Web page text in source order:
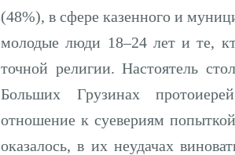
(48%), в сфере казенного и
молодые люди 18–24 лет и те,
точной религии. Настоятель
Больших Грузинах
отношение к суевериям
оказалось, в их неудачах